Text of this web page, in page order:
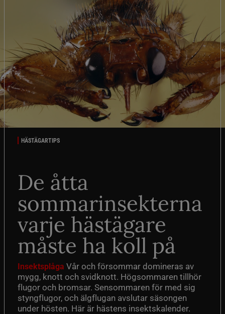
HÄSTÄGARTIPS
De åtta
sommarinsekterna
varje hästägare
måste ha koll på
Insektsplåga Vår och försommar domineras av
mygg, knott och svidknott. Högsommaren tillhör
flugor och bromsar. Sensommaren för med sig
styngflugor, och älgflugan avslutar säsongen
under hösten. Här är hästens insektskalender.